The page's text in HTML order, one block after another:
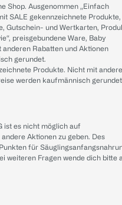
Shop. Ausgenommen „Einfach
SALE gekennzeichnete Produkte,
Gutschein- und Wertkarten,
preisgebundene Ware, Baby
Rabatten und Aktionen
gerundet.
Produkte. Nicht mit
werden kaufmännisch
ist es nicht möglich auf
Aktionen zu geben. Des
für
weiteren Fragen wende dich bitte